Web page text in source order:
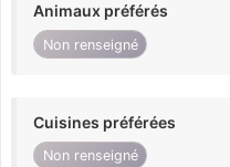
Animaux préférés
Non renseigné
Cuisines préférées
Non renseigné